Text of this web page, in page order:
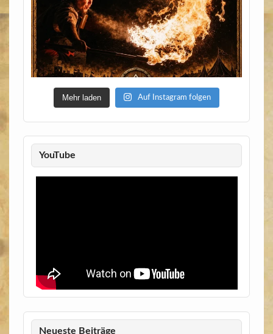
Mehr laden Auf Instagram folgen
YouTube
Neueste Beiträge